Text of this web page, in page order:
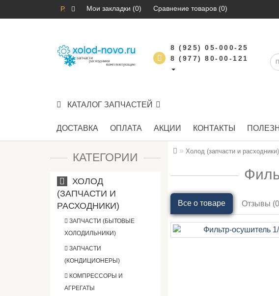
Р. Мои закладки (0) Сравнение товаров (0)
8 (925) 05-000-25
8 (977) 80-00-121
КАТАЛОГ ЗАПЧАСТЕЙ
ДОСТАВКА ОПЛАТА АКЦИИ КОНТАКТЫ
КАТЕГОРИИ
ХОЛОД
(ЗАПЧАСТИ И
РАСХОДНИКИ)
ЗАПЧАСТИ (БЫТОВЫЕ
ХОЛОДИЛЬНИКИ)
ЗАПЧАСТИ
(КОНДИЦИОНЕРЫ)
КОМПРЕССОРЫ И
АГРЕГАТЫ
Холод (запчасти и расходники)
Все о товаре Отзывы